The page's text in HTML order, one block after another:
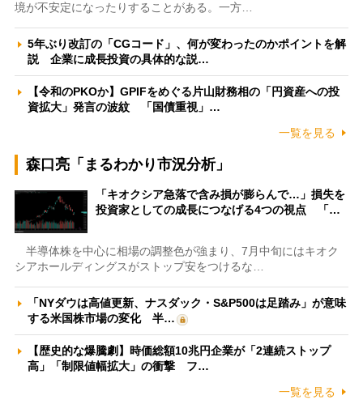
境が不安定になったりすることがある。一方…
5年ぶり改訂の「CGコード」、何が変わったのかポイントを解
説 企業に成長投資の具体的な説…
【令和のPKOか】GPIFをめぐる片山財務相の「円資産への投
資拡大」発言の波紋 「国債重視」…
一覧を見る
森口亮「まるわかり市況分析」
「キオクシア急落で含み損が膨らんで…」損失を
投資家としての成長につなげる4つの視点 「…
半導体株を中心に相場の調整色が強まり、7月中旬にはキオク
シアホールディングスがストップ安をつけるな…
「NYダウは高値更新、ナスダック・S&P500は足踏み」が意味
する米国株市場の変化 半…
【歴史的な爆騰劇】時価総額10兆円企業が「2連続ストップ
高」「制限値幅拡大」の衝撃 フ…
一覧を見る